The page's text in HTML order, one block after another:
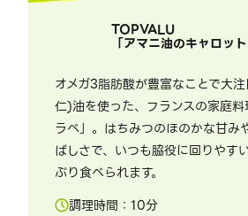
TOPVALU
「アマニ油のキャロッ
オメガ3脂肪酸が豊富なことで大
仁)油を使った、フランスの家庭
ラペ」。はちみつのほのかな甘み
ばしさで、いつも脇役に回りやす
ぷり食べられます。
調理時間： 10分